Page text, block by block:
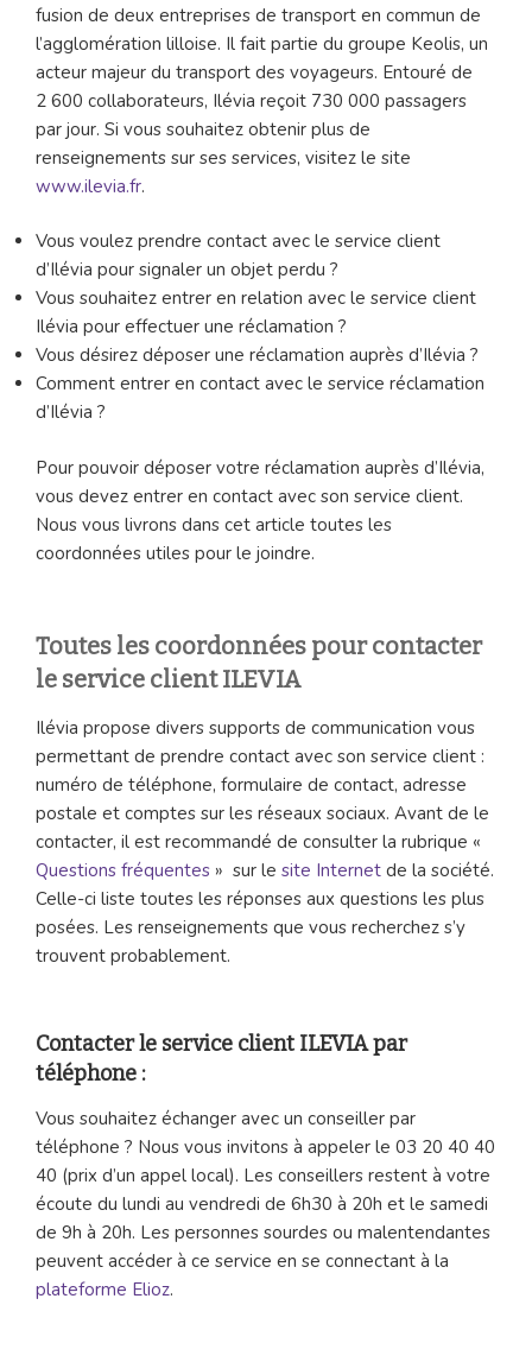
fusion de deux entreprises de transport en commun de
l’agglomération lilloise. Il fait partie du groupe Keolis, un
acteur majeur du transport des voyageurs. Entouré de
2 600 collaborateurs, Ilévia reçoit 730 000 passagers
par jour. Si vous souhaitez obtenir plus de
renseignements sur ses services, visitez le site
www.ilevia.fr.
Vous voulez prendre contact avec le service client
d’Ilévia pour signaler un objet perdu ?
Vous souhaitez entrer en relation avec le service client
Ilévia pour effectuer une réclamation ?
Vous désirez déposer une réclamation auprès d’Ilévia ?
Comment entrer en contact avec le service réclamation
d’Ilévia ?
Pour pouvoir déposer votre réclamation auprès d’Ilévia,
vous devez entrer en contact avec son service client.
Nous vous livrons dans cet article toutes les
coordonnées utiles pour le joindre.
Toutes les coordonnées pour contacter
le service client ILEVIA
Ilévia propose divers supports de communication vous
permettant de prendre contact avec son service client :
numéro de téléphone, formulaire de contact, adresse
postale et comptes sur les réseaux sociaux. Avant de le
contacter, il est recommandé de consulter la rubrique «
Questions fréquentes » sur le site Internet de la société.
Celle-ci liste toutes les réponses aux questions les plus
posées. Les renseignements que vous recherchez s’y
trouvent probablement.
Contacter le service client ILEVIA par
téléphone :
Vous souhaitez échanger avec un conseiller par
téléphone ? Nous vous invitons à appeler le 03 20 40 40
40 (prix d’un appel local). Les conseillers restent à votre
écoute du lundi au vendredi de 6h30 à 20h et le samedi
de 9h à 20h. Les personnes sourdes ou malentendantes
peuvent accéder à ce service en se connectant à la
plateforme Elioz.